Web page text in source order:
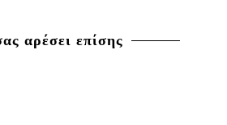
αρέσει επίσης